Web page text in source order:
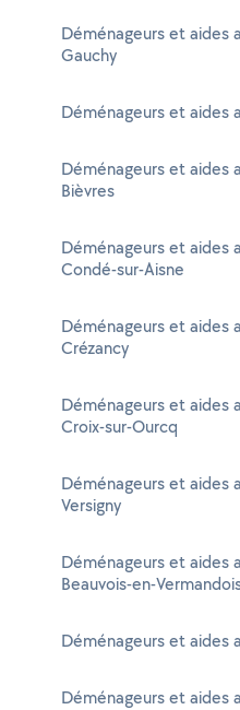
Déménageurs et aides
Gauchy
Déménageurs et aides
Déménageurs et aides
Bièvres
Déménageurs et aides
Condé-sur-Aisne
Déménageurs et aides
Crézancy
Déménageurs et aides
Croix-sur-Ourcq
Déménageurs et aides
Versigny
Déménageurs et aides
Beauvois-en-
Déménageurs et aides
Déménageurs et aides